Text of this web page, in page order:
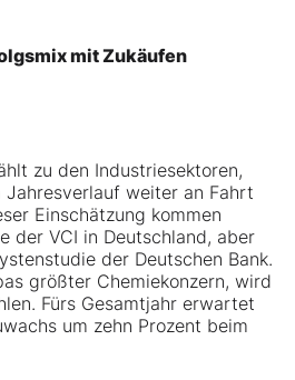
mit Zukäufen
zu den Industriesektoren,
weiter an Fahrt
Einschätzung kommen
der VCI in Deutschland, aber
der Deutschen Bank.
größter Chemiekonzern, wird
Fürs Gesamtjahr erwartet
um zehn Prozent beim